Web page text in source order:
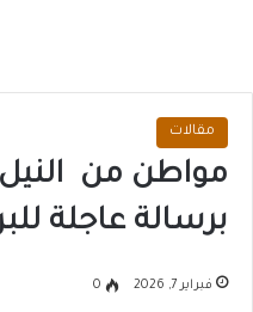
مقالات
مواطن من النيل
برسالة عاجلة
فبراير 7, 2026 0